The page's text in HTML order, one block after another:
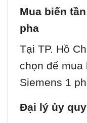
Mua biến
pha
Tại TP. Hồ
chọn để mua
Siemens 1
Đại lý ủy